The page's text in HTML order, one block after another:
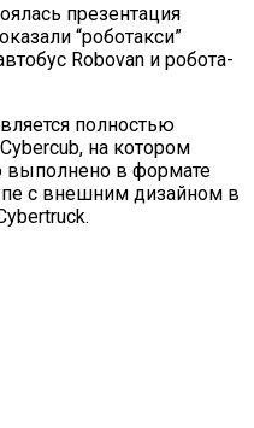
презентация
“роботакси”
Robovan и робота-
полностью
на котором
выполнено в формате
с внешним дизайном в